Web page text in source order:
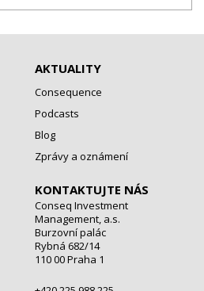
AKTUALITY
Consequence
Podcasts
Blog
Zprávy a oznámení
KONTAKTUJTE NÁS
Conseq Investment
Management, a.s.
Burzovní palác
Rybná 682/14
110 00 Praha 1